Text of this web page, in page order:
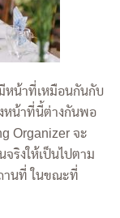
หน้าที่เหมือนกันกับ
หน้าที่นี้ต่างกันพอ
Organizer จะ
ริงให้เป็นไปตาม
านที่ ในขณะที่